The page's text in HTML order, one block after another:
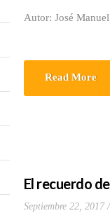
Autor: José
Read More
El recuerdo
Septiembre 22, 2017